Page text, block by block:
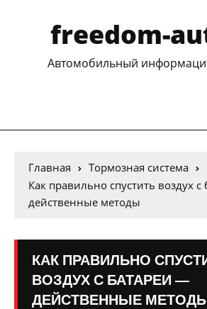
freedom-
Автомобильный
Главная
Тормозная система
Как правильно спустить воздух
действенные методы
КАК ПРАВИЛЬНО
ВОЗДУХ С БАТАРЕИ —
ДЕЙСТВЕННЫЕ